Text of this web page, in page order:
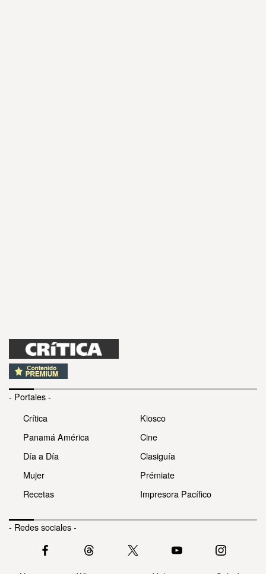
- Portales -
Crítica
Panamá América
Día a Día
Mujer
Recetas
Kiosco
Cine
Clasiguía
Prémiate
Impresora Pacífico
- Redes sociales -